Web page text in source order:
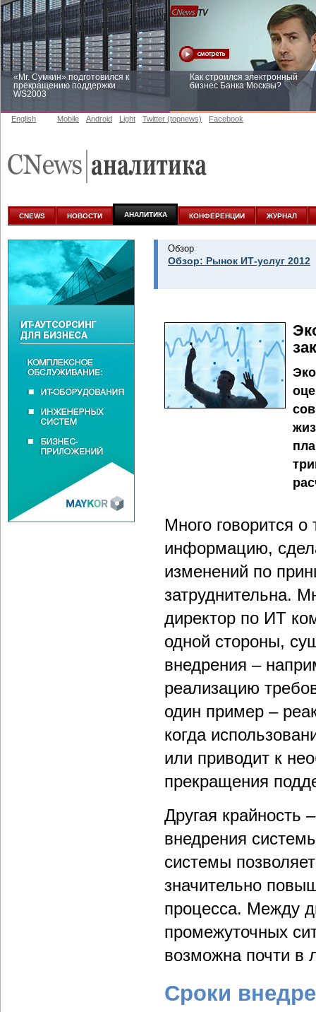
«Mr. Сумкин» подготовился к
прекращению поддержки
WS2003
Как строился электронный
бизнес Банка Москвы?
аналитике
English Mobile Android Light Twitter (topnews) Facebook
CNEWS НОВОСТИ АНАЛИТИКА КОНФЕРЕНЦИИ ЖУРНАЛ
Обзор
Обзор: Рынок ИТ-услуг 2012
Много говорится
информацию,
изменений по
затруднительна.
директор по ИТ
одной стороны,
внедрения –
реализацию
один пример –
когда
или приводит к
прекращения
Другая крайность
внедрения
системы
значительно
процесса. Между
промежуточных
возможна почти в
Сроки